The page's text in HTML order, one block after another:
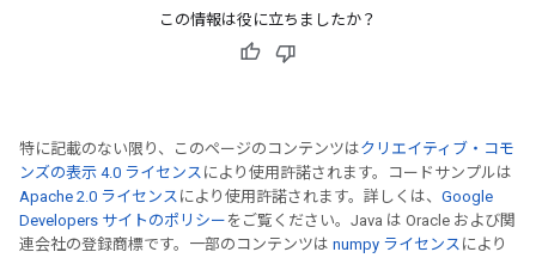
この情報は役に立ちましたか？
特に記載のない限り、このページのコンテンツはクリエイティブ・コモ
ンズの表示 4.0 ライセンス により使用許諾されます。コードサンプルは
Apache 2.0 ライセンス により使用許諾されます。詳しくは、 Google
Developers サイトのポリシー をご覧ください。Java は Oracle および関
連会社の登録商標です。一部のコンテンツは numpy ライセンス により